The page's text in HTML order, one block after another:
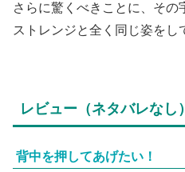
さらに驚くべきことに、その
ストレンジと全く同じ姿をし
レビュー（ネタバレなし）
背中を押してあげたい！